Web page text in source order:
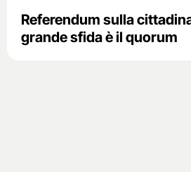
Referendum sulla
grande sfida è il quorum